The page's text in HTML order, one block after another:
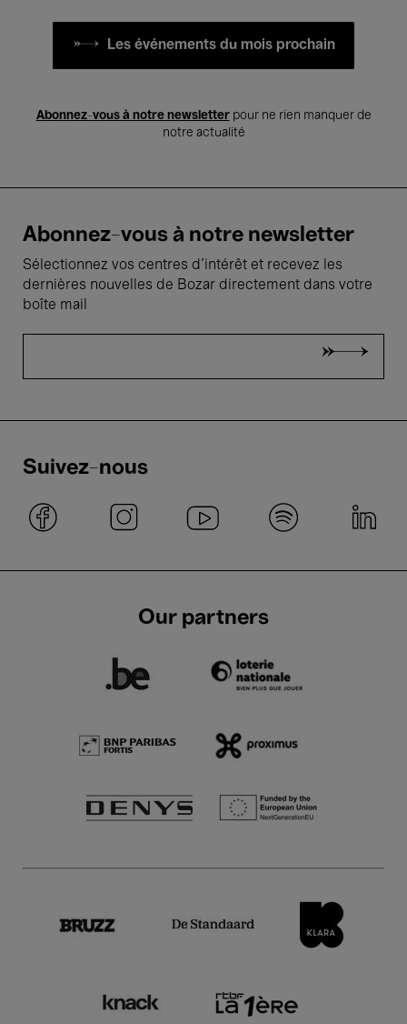
Les événements du mois prochain
Abonnez-vous à notre newsletterpour ne rien manquer de
notre actualité
Abonnez-vous à notre newsletter
Sélectionnez vos centres d'intérêt et recevez les
dernières nouvelles de Bozar directement dans votre
boîte mail
Suivez-nous
Our partners